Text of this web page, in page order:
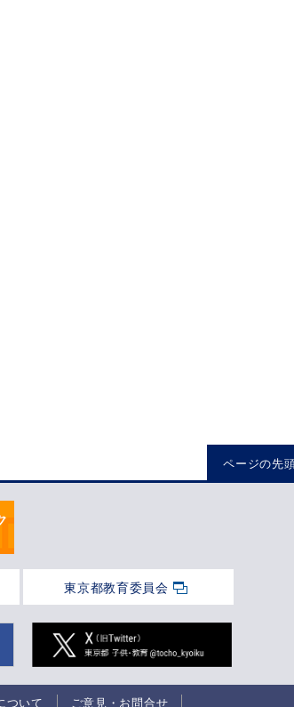
ページの先
東京都教育委員会
ついて ご意見・お問合せ